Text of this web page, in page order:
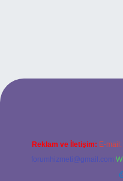
Reklam ve İletişim: E-mail:
forumhizmeti@gmail.com